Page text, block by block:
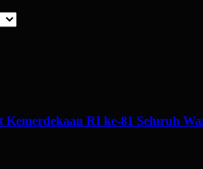
RI ke-81 Seluruh